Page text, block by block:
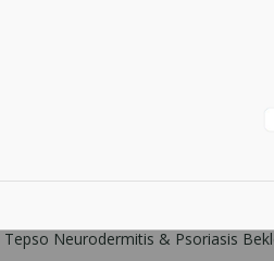
Tepso Neurodermitis & Psoriasis